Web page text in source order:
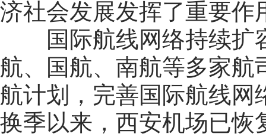
济社会发展发挥了重要作
国际航线网络持续扩
航、国航、南航等多家航
航计划，完善国际航线网
换季以来，西安机场已恢